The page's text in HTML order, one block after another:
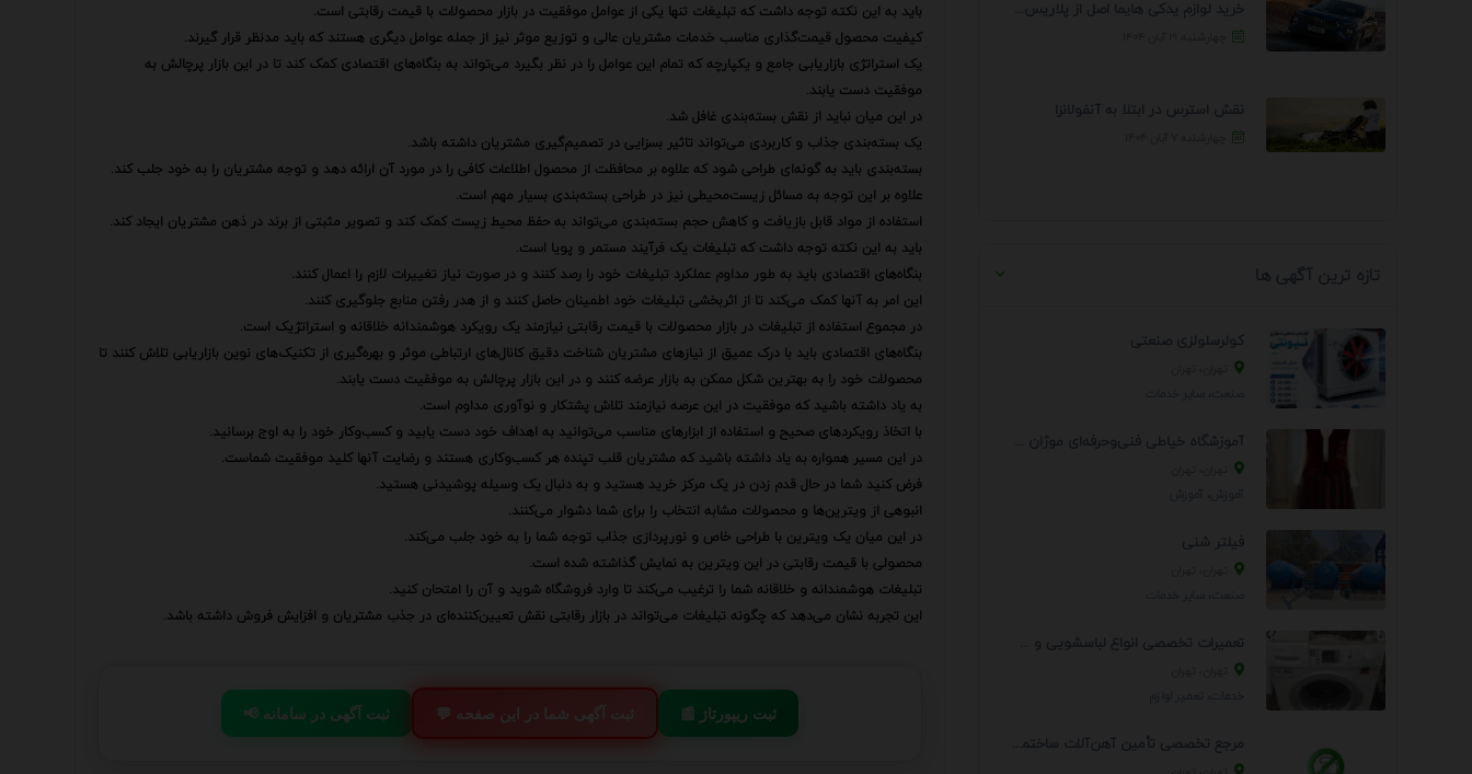
باید به این نکته توجه داشت که تبلیغات تنها یکی از عوامل موفقیت در بازار محصولات با قیمت رقابتی است.
کیفیت محصول قیمت‌گذاری مناسب خدمات مشتریان عالی و توزیع موثر نیز از جمله عوامل دیگری هستند که باید مدنظر قرار گیرند.
یک استراتژی بازاریابی جامع و یکپارچه که تمام این عوامل را در نظر بگیرد می‌تواند به بنگاه‌های اقتصادی کمک کند تا در این بازار پرچالش به
موفقیت دست یابند.
در این میان نباید از نقش بسته‌بندی غافل شد.
یک بسته‌بندی جذاب و کاربردی می‌تواند تاثیر بسزایی در تصمیم‌گیری مشتریان داشته باشد.
بسته‌بندی باید به گونه‌ای طراحی شود که علاوه بر محافظت از محصول اطلاعات کافی را در مورد آن ارائه دهد و توجه مشتریان را به خود جلب کند.
علاوه بر این توجه به مسائل زیست‌محیطی نیز در طراحی بسته‌بندی بسیار مهم است.
استفاده از مواد قابل بازیافت و کاهش حجم بسته‌بندی می‌تواند به حفظ محیط زیست کمک کند و تصویر مثبتی از برند در ذهن مشتریان ایجاد کند.
باید به این نکته توجه داشت که تبلیغات یک فرآیند مستمر و پویا است.
بنگاه‌های اقتصادی باید به طور مداوم عملکرد تبلیغات خود را رصد کنند و در صورت نیاز تغییرات لازم را اعمال کنند.
این امر به آنها کمک می‌کند تا از اثربخشی تبلیغات خود اطمینان حاصل کنند و از هدر رفتن منابع جلوگیری کنند.
در مجموع استفاده از تبلیغات در بازار محصولات با قیمت رقابتی نیازمند یک رویکرد هوشمندانه خلاقانه و استراتژیک است.
بنگاه‌های اقتصادی باید با درک عمیق از نیازهای مشتریان شناخت دقیق کانال‌های ارتباطی موثر و بهره‌گیری از تکنیک‌های نوین بازاریابی تلاش کنند تا
محصولات خود را به بهترین شکل ممکن به بازار عرضه کنند و در این بازار پرچالش به موفقیت دست یابند.
به یاد داشته باشید که موفقیت در این عرصه نیازمند تلاش پشتکار و نوآوری مداوم است.
با اتخاذ رویکردهای صحیح و استفاده از ابزارهای مناسب می‌توانید به اهداف خود دست یابید و کسب‌وکار خود را به اوج برسانید.
در این مسیر همواره به یاد داشته باشید که مشتریان قلب تپنده هر کسب‌وکاری هستند و رضایت آنها کلید موفقیت شماست.
فرض کنید شما در حال قدم زدن در یک مرکز خرید هستید و به دنبال یک وسیله پوشیدنی هستید.
انبوهی از ویترین‌ها و محصولات مشابه انتخاب را برای شما دشوار می‌کنند.
در این میان یک ویترین با طراحی خاص و نورپردازی جذاب توجه شما را به خود جلب می‌کند.
محصولی با قیمت رقابتی در این ویترین به نمایش گذاشته شده است.
تبلیغات هوشمندانه و خلاقانه شما را ترغیب می‌کند تا وارد فروشگاه شوید و آن را امتحان کنید.
این تجربه نشان می‌دهد که چگونه تبلیغات می‌تواند در بازار رقابتی نقش تعیین‌کننده‌ای در جذب مشتریان و افزایش فروش داشته باشد.
📢 ثبت آگهی در سامانه 💬 ثبت آگهی شما در این صفحه 📰 ثبت ریپورتاژ
نقش استرس در ابتلا به آنفولانزا
تازه ترین آگهی ها
کولرسلولزی صنعتی
فیلتر شنی
مرجع تخصصی تأمین آهن‌آلات ساختمانی و صنعتی